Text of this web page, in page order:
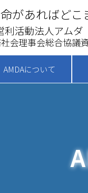
があればどこ
利活動法人アムダ
会理事会総合協議
AMDAについて